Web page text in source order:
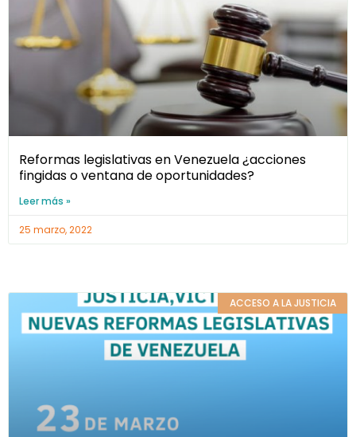
Reformas legislativas en Venezuela ¿acciones
fingidas o ventana de oportunidades?
Leer más »
25 marzo, 2022
ACCESO A LA JUSTICIA